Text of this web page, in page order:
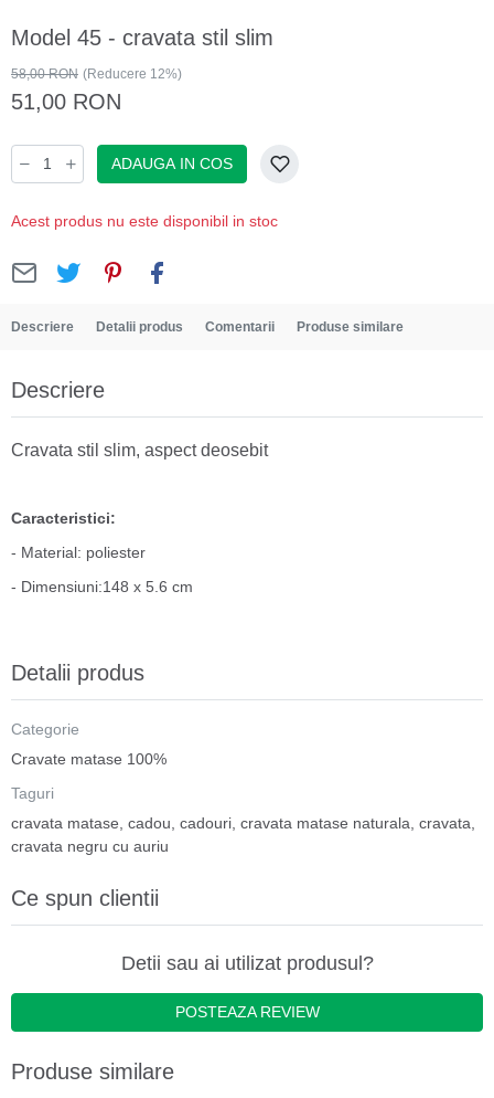
Model 45 - cravata stil slim
58,00 RON (Reducere 12%)
51,00 RON
ADAUGA IN COS
Acest produs nu este disponibil in stoc
Descriere Detalii produs Comentarii Produse similare
Descriere
Cravata stil slim, aspect deosebit
Caracteristici:
- Material: poliester
- Dimensiuni:148 x 5.6 cm
Detalii produs
Categorie
Cravate matase 100%
Taguri
cravata matase cadou cadouri cravata matase naturala cravata
cravata negru cu auriu
Ce spun clientii
Detii sau ai utilizat produsul?
POSTEAZA REVIEW
Produse similare